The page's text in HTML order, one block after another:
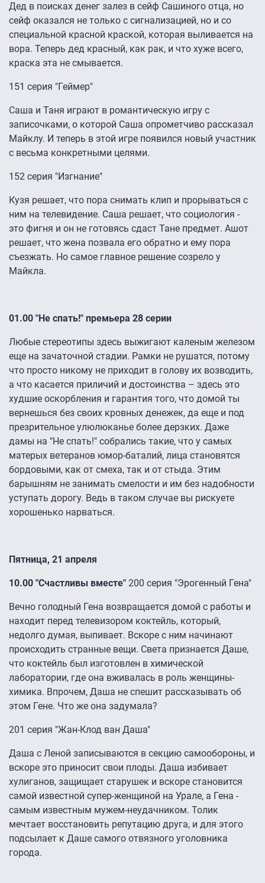
Дед в поисках денег залез в сейф Сашиного отца, но
сейф оказался не только с сигнализацией, но и со
специальной красной краской, которая выливается на
вора. Теперь дед красный, как рак, и что хуже всего,
краска эта не смывается.
151 серия "Геймер"
Саша и Таня играют в романтическую игру с
записочками, о которой Саша опрометчиво рассказал
Майклу. И теперь в этой игре появился новый участник
с весьма конкретными целями.
152 серия "Изгнание"
Кузя решает, что пора снимать клип и прорываться с
ним на телевидение. Саша решает, что социология -
это фигня и он не готовясь сдаст Тане предмет. Ашот
решает, что жена позвала его обратно и ему пора
съезжать. Но самое главное решение созрело у
Майкла.
01.00 "Не спать!" премьера 28 серии
Любые стереотипы здесь выжигают каленым железом
еще на зачаточной стадии. Рамки не рушатся, потому
что просто никому не приходит в голову их возводить,
а что касается приличий и достоинства – здесь это
худшие оскорбления и гарантия того, что домой ты
вернешься без своих кровных денежек, да еще и под
презрительное улюлюканье более дерзких. Даже
дамы на "Не спать!" собрались такие, что у самых
матерых ветеранов юмор-баталий, лица становятся
бордовыми, как от смеха, так и от стыда. Этим
барышням не занимать смелости и им без надобности
уступать дорогу. Ведь в таком случае вы рискуете
хорошенько нарваться.
Пятница, 21 апреля
10.00 "Счастливы вместе" 200 серия "Эрогенный Гена"
Вечно голодный Гена возвращается домой с работы и
находит перед телевизором коктейль, который,
недолго думая, выпивает. Вскоре с ним начинают
происходить странные вещи. Света признается Даше,
что коктейль был изготовлен в химической
лаборатории, где она вживалась в роль женщины-
химика. Впрочем, Даша не спешит рассказывать об
этом Гене. Что же она задумала?
201 серия "Жан-Клод ван Даша"
Даша с Леной записываются в секцию самообороны, и
вскоре это приносит свои плоды. Даша избивает
хулиганов, защищает старушек и вскоре становится
самой известной супер-женщиной на Урале, а Гена -
самым известным мужем-неудачником. Толик
мечтает восстановить репутацию друга, и для этого
подсылает к Даше самого отвязного уголовника
города.